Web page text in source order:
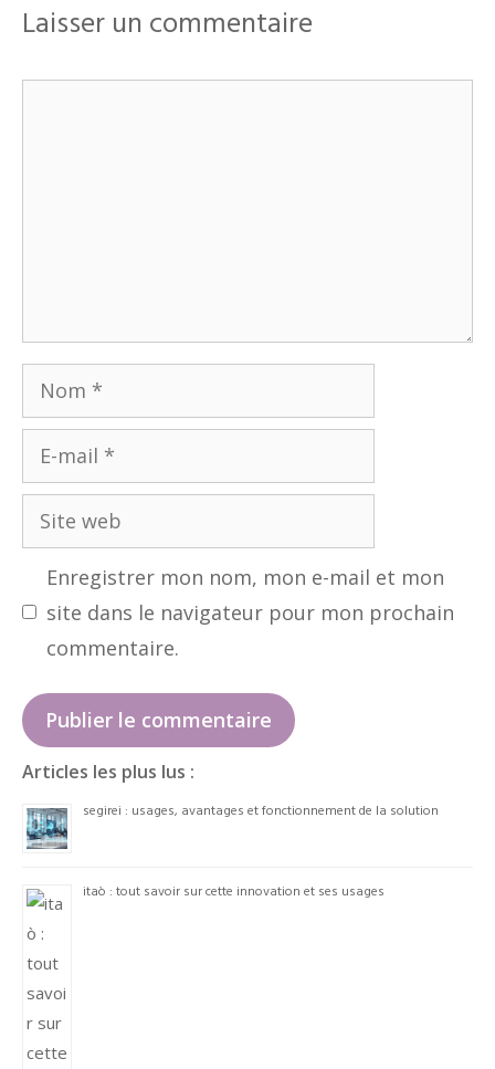
Laisser un commentaire
Nom
mail
Site
web
Enregistrer mon nom, mon e-mail et mon
site dans le navigateur pour mon prochain
commentaire.
Articles les plus lus :
segirei : usages, avantages et fonctionnement de la solution
itaò : tout savoir sur cette innovation et ses usages